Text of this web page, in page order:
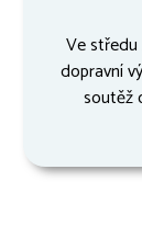
Ve středu
dopravní
soutěž